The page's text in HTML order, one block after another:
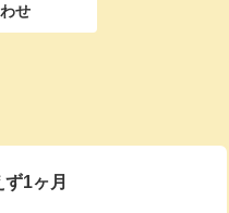
せ
ず1ヶ月